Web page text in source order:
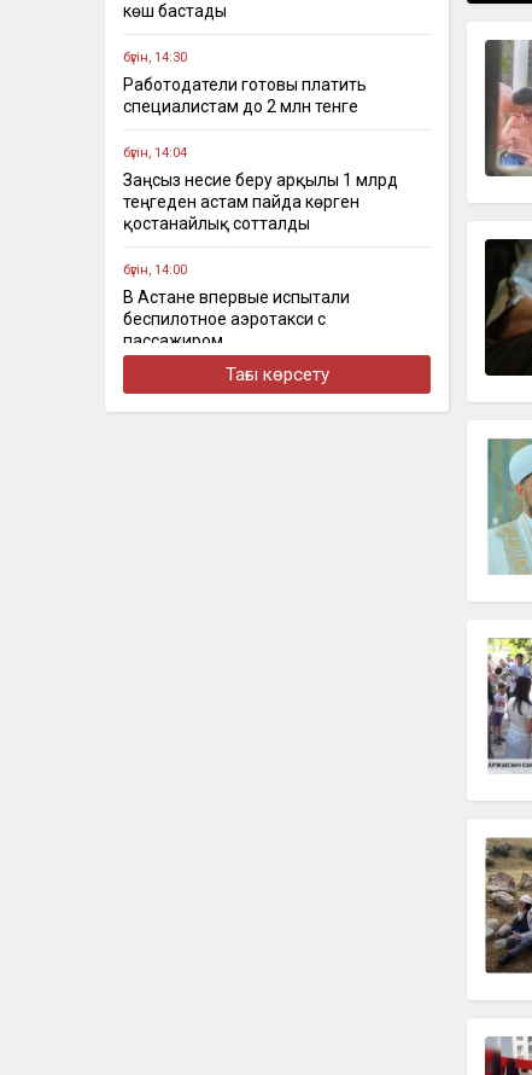
көш бастады
бүгін, 14:30
Работодатели готовы платить
специалистам до 2 млн тенге
бүгін, 14:04
Заңсыз несие беру арқылы 1 млрд
теңгеден астам пайда көрген
қостанайлық сотталды
бүгін, 14:00
В Астане впервые испытали
беспилотное аэротакси с
пассажиром
«Бәйтерек» маңында атпен жүрген
Тағы көрсету